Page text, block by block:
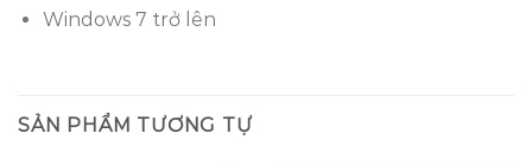
Windows 7 trở lên
SẢN PHẨM TƯƠNG TỰ